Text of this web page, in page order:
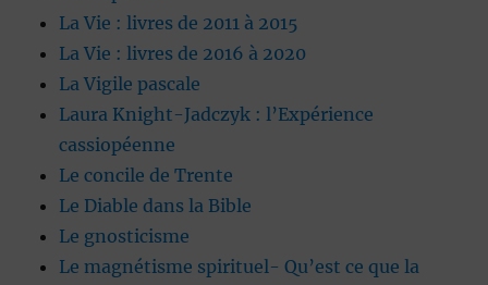
La Vie : livres de 2011 à 2015
La Vie : livres de 2016 à 2020
La Vigile pascale
Laura Knight-Jadczyk : l’Expérience
cassiopéenne
Le concile de Trente
Le Diable dans la Bible
Le gnosticisme
Le magnétisme spirituel- Qu’est ce que la